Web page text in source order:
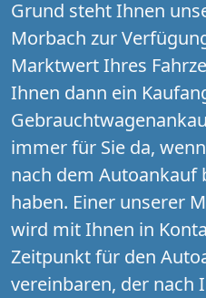
Grund steht Ihnen
Morbach zur
Marktwert Ihres
Ihnen dann ein
immer für Sie da,
nach dem Autoankauf
haben. Einer unserer
wird mit Ihnen in
Zeitpunkt für den
vereinbaren, der nach